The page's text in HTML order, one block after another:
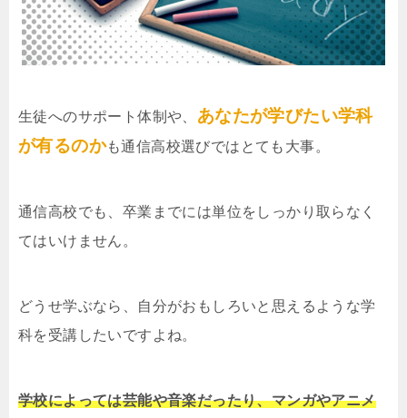
生徒へのサポート体制や、 あなたが学びたい学科
が有るのかも通信高校選びではとても大事。
通信高校でも、卒業までには単位をしっかり取らなく
てはいけません。
どうせ学ぶなら、自分がおもしろいと思えるような学
科を受講したいですよね。
学校によっては芸能や音楽だったり、マンガやアニメ